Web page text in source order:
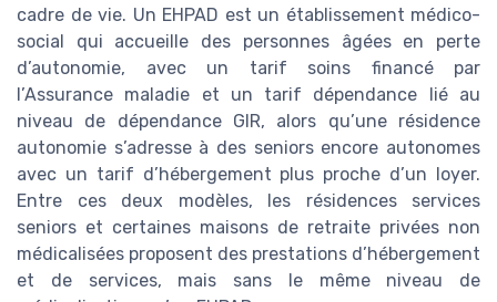
cadre de vie. Un EHPAD est un établissement médico-
social qui accueille des personnes âgées en perte
d’autonomie, avec un tarif soins financé par
l’Assurance maladie et un tarif dépendance lié au
niveau de dépendance GIR, alors qu’une résidence
autonomie s’adresse à des seniors encore autonomes
avec un tarif d’hébergement plus proche d’un loyer.
Entre ces deux modèles, les résidences services
seniors et certaines maisons de retraite privées non
médicalisées proposent des prestations d’hébergement
et de services, mais sans le même niveau de